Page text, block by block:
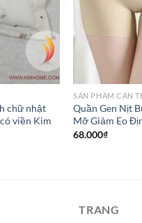
chữ nhật
viền Kim
SẢN PHẦM CẦN
Quần Gen Nịt
Mỡ Giảm Eo
68.000₫
TRANG